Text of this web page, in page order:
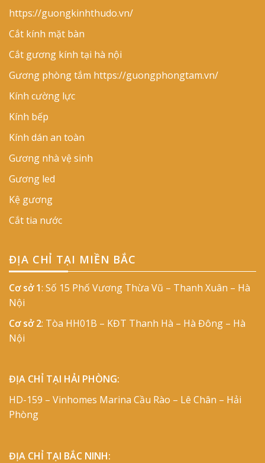
https://guongkinhthudo.vn/
Cắt kính mặt bàn
Cắt gương kính tại hà nội
Gương phòng tắm https://guongphongtam.vn/
Kính cường lực
Kính bếp
Kính dán an toàn
Gương nhà vệ sinh
Gương led
Kệ gương
Cắt tia nước
ĐỊA CHỈ TẠI MIỀN BẮC
Cơ sở 1: Số 15 Phố Vương Thừa Vũ – Thanh Xuân – Hà
Nội
Cơ sở 2: Tòa HH01B – KĐT Thanh Hà – Hà Đông – Hà
Nội
ĐỊA CHỈ TẠI HẢI PHÒNG:
HD-159 – Vinhomes Marina Cầu Rào – Lê Chân – Hải
Phòng
ĐỊA CHỈ TẠI BẮC NINH: